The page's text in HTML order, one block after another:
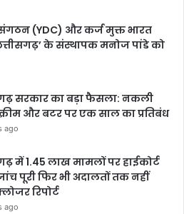
संगठन (YDC) और कर्ज मुक्त भारत
के संस्थापक मनोज पांडे को
सरकार का बड़ा फैसला: नकली
और बटर पर एक साल का प्रतिबंध
ago
में 1.45 लाख मामलों पर हाईकोर्ट
पूरी फिर भी अदालतों तक नहीं
रिपोर्ट
ago